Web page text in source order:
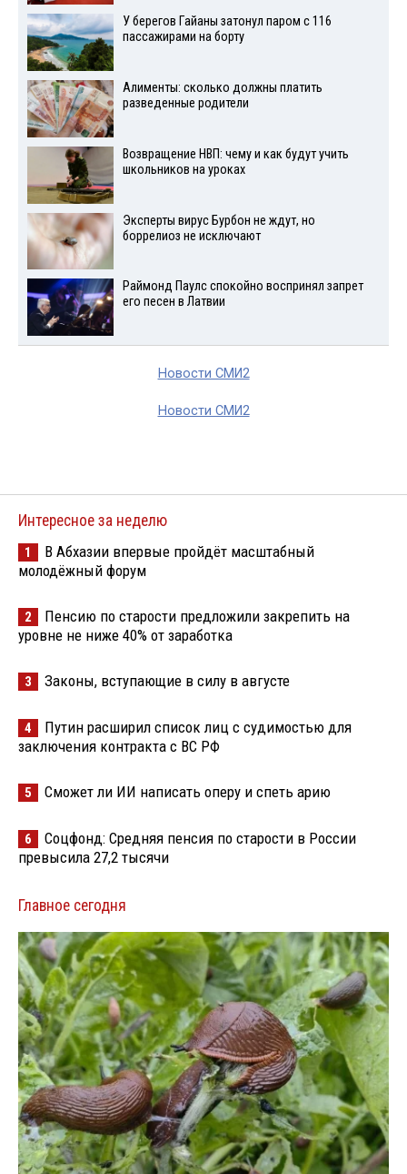
У берегов Гайаны затонул паром с 116
пассажирами на борту
Алименты: сколько должны платить
разведенные родители
Возвращение НВП: чему и как будут учить
школьников на уроках
Эксперты вирус Бурбон не ждут, но
боррелиоз не исключают
Раймонд Паулс спокойно воспринял запрет
его песен в Латвии
Новости СМИ2
Новости СМИ2
Интересное за неделю
1
В Абхазии впервые пройдёт масштабный
молодёжный форум
2
Пенсию по старости предложили закрепить на
уровне не ниже 40% от заработка
3 Законы, вступающие в силу в августе
4
Путин расширил список лиц с судимостью для
заключения контракта с ВС РФ
5 Сможет ли ИИ написать оперу и спеть арию
6
Соцфонд: Средняя пенсия по старости в России
превысила 27,2 тысячи
Главное сегодня